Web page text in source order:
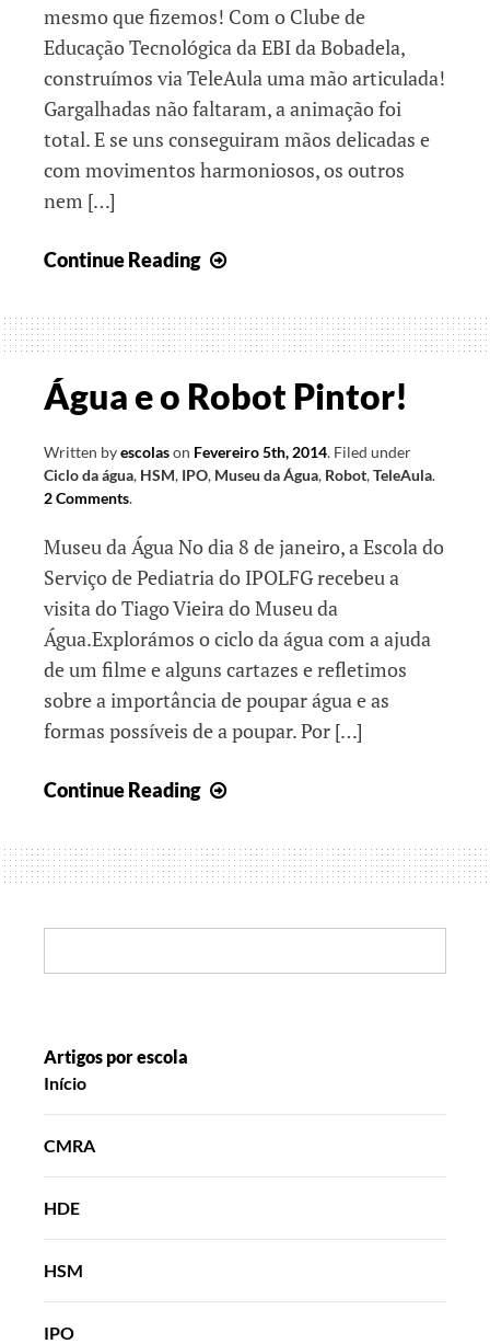
mesmo que fizemos! Com o Clube de
Educação Tecnológica da EBI da Bobadela,
construímos via TeleAula uma mão articulada!
Gargalhadas não faltaram, a animação foi
total. E se uns conseguiram mãos delicadas e
com movimentos harmoniosos, os outros
nem […]
Continue Reading
conta
que
Água e o Robot Pintor!
Written byescolason Fevereiro 5th, 2014. Filed under
Ciclo da água, HSM, IPO, Museu da Água, Robot,TeleAula.
2 Comments.
Museu da Água No dia 8 de janeiro, a Escola do
Serviço de Pediatria do IPOLFG recebeu a
visita do Tiago Vieira do Museu da
Água.Explorámos o ciclo da água com a ajuda
de um filme e alguns cartazes e refletimos
sobre a importância de poupar água e as
formas possíveis de a poupar. Por […]
Continue Reading
o
Robot
Artigos por escola
Início
CMRA
HDE
HSM
IPO